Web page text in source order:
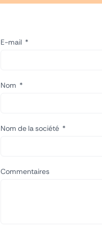
E-mail
Nom
Nom de la société
Commentaires